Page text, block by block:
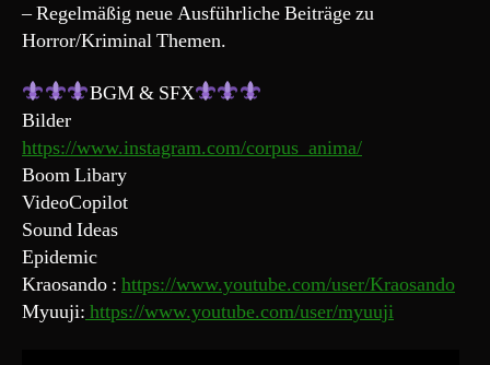
– Regelmäßig neue Ausführliche Beiträge zu
Horror/Kriminal Themen.
BGM & SFX
Bilder
https://www.instagram.com/corpus_anima/
Boom Libary
VideoCopilot
Sound Ideas
Epidemic
Kraosando : https://www.youtube.com/user/Kraosando
Myuuji: https://www.youtube.com/user/myuuji